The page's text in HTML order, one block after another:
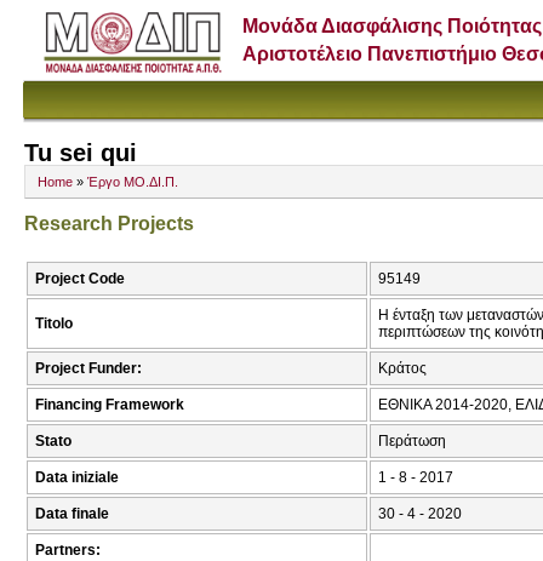
Μονάδα Διασφάλισης Ποιότητας
Αριστοτέλειο Πανεπιστήμιο
Tu sei qui
Home » Έργο ΜΟ.ΔΙ.Π.
Research Projects
Project Code 95149
Titolo
Η ένταξη των
περιπτώσεων της
Project Funder: Κράτος
Financing Framework ΕΘΝΙΚΑ 2014-2020,
Stato Περάτωση
Data iniziale 1 - 8 - 2017
Data finale 30 - 4 - 2020
Partners: